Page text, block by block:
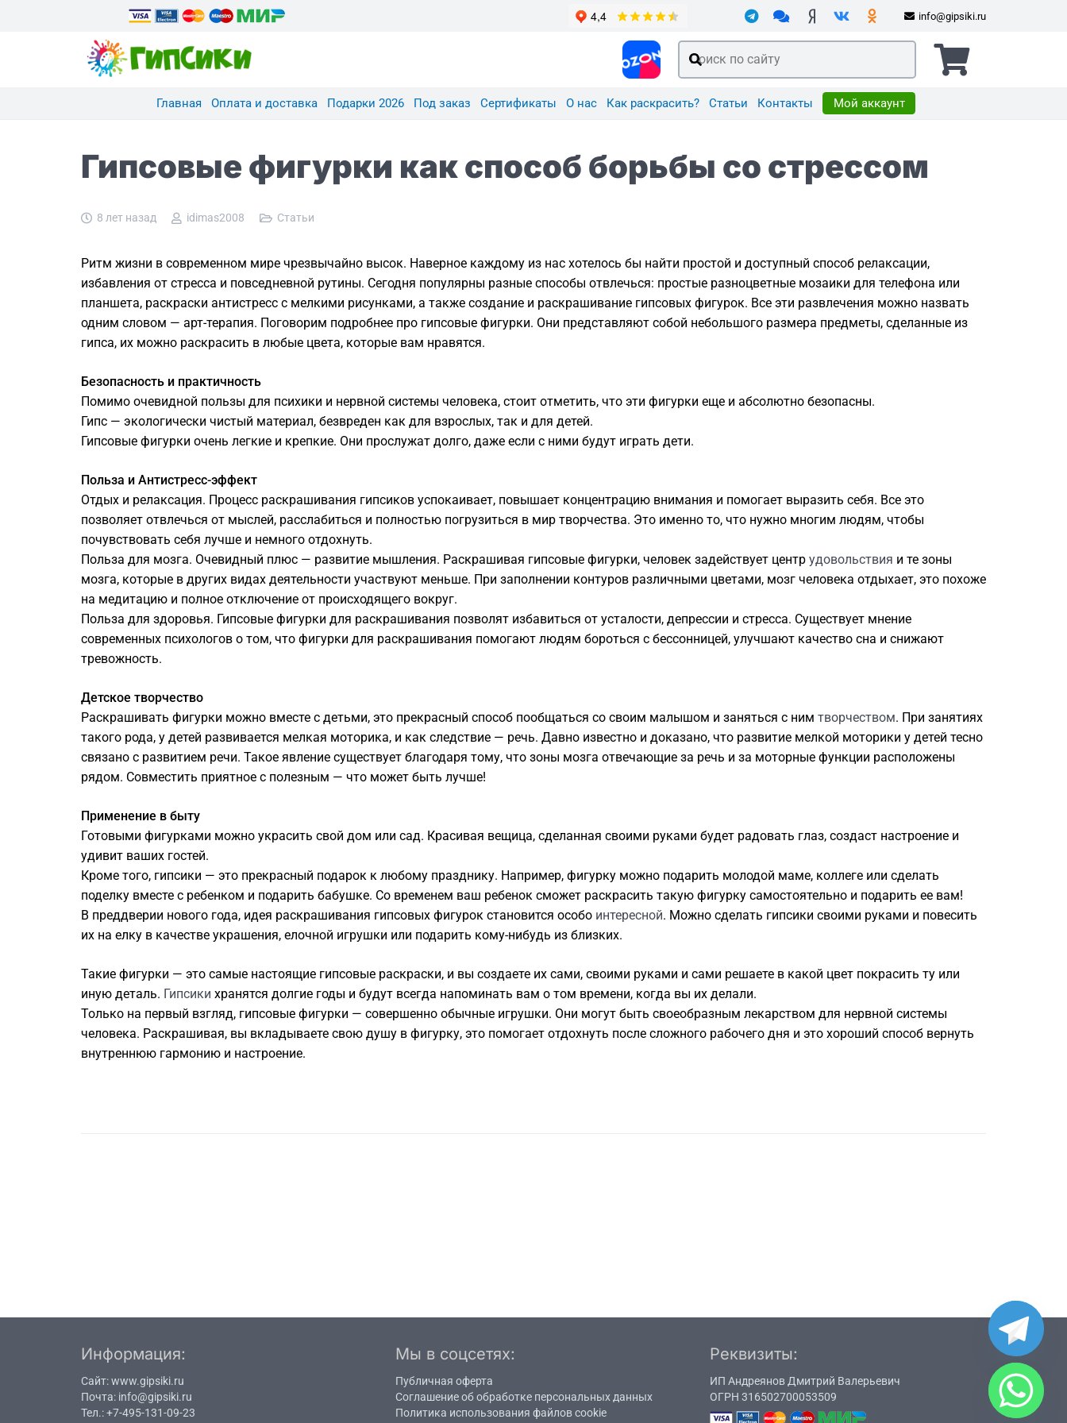
info@gipsiki.ru
Главная Оплата и доставка Подарки 2026 Под заказ Сертификаты О нас Как раскрасить? Статьи Контакты Мой аккаунт
Гипсовые фигурки как способ борьбы со стрессом
8 лет назад idimas2008 Статьи
Ритм жизни в современном мире чрезвычайно высок. Наверное каждому из нас хотелось бы найти простой и доступный способ релаксации,
избавления от стресса и повседневной рутины. Сегодня популярны разные способы отвлечься: простые разноцветные мозаики для телефона или
планшета, раскраски антистресс с мелкими рисунками, а также создание и раскрашивание гипсовых фигурок. Все эти развлечения можно назвать
одним словом — арт-терапия. Поговорим подробнее про гипсовые фигурки. Они представляют собой небольшого размера предметы, сделанные из
гипса, их можно раскрасить в любые цвета, которые вам нравятся.
Безопасность и практичность
Помимо очевидной пользы для психики и нервной системы человека, стоит отметить, что эти фигурки еще и абсолютно безопасны.
Гипс — экологически чистый материал, безвреден как для взрослых, так и для детей.
Гипсовые фигурки очень легкие и крепкие. Они прослужат долго, даже если с ними будут играть дети.
Польза и Антистресс-эффект
Отдых и релаксация. Процесс раскрашивания гипсиков успокаивает, повышает концентрацию внимания и помогает выразить себя. Все это
позволяет отвлечься от мыслей, расслабиться и полностью погрузиться в мир творчества. Это именно то, что нужно многим людям, чтобы
почувствовать себя лучше и немного отдохнуть.
Польза для мозга. Очевидный плюс — развитие мышления. Раскрашивая гипсовые фигурки, человек задействует центр удовольствия и те зоны
мозга, которые в других видах деятельности участвуют меньше. При заполнении контуров различными цветами, мозг человека отдыхает, это похоже
на медитацию и полное отключение от происходящего вокруг.
Польза для здоровья. Гипсовые фигурки для раскрашивания позволят избавиться от усталости, депрессии и стресса. Существует мнение
современных психологов о том, что фигурки для раскрашивания помогают людям бороться с бессонницей, улучшают качество сна и снижают
тревожность.
Детское творчество
Раскрашивать фигурки можно вместе с детьми, это прекрасный способ пообщаться со своим малышом и заняться с ним творчеством. При занятиях
такого рода, у детей развивается мелкая моторика, и как следствие — речь. Давно известно и доказано, что развитие мелкой моторики у детей тесно
связано с развитием речи. Такое явление существует благодаря тому, что зоны мозга отвечающие за речь и за моторные функции расположены
рядом. Совместить приятное с полезным — что может быть лучше!
Применение в быту
Готовыми фигурками можно украсить свой дом или сад. Красивая вещица, сделанная своими руками будет радовать глаз, создаст настроение и
удивит ваших гостей.
Кроме того, гипсики — это прекрасный подарок к любому празднику. Например, фигурку можно подарить молодой маме, коллеге или сделать
поделку вместе с ребенком и подарить бабушке. Со временем ваш ребенок сможет раскрасить такую фигурку самостоятельно и подарить ее вам!
В преддверии нового года, идея раскрашивания гипсовых фигурок становится особо интересной. Можно сделать гипсики своими руками и повесить
их на елку в качестве украшения, елочной игрушки или подарить кому-нибудь из близких.
Такие фигурки — это самые настоящие гипсовые раскраски, и вы создаете их сами, своими руками и сами решаете в какой цвет покрасить ту или
иную деталь. Гипсики хранятся долгие годы и будут всегда напоминать вам о том времени, когда вы их делали.
Только на первый взгляд, гипсовые фигурки — совершенно обычные игрушки. Они могут быть своеобразным лекарством для нервной системы
человека. Раскрашивая, вы вкладываете свою душу в фигурку, это помогает отдохнуть после сложного рабочего дня и это хороший способ вернуть
внутреннюю гармонию и настроение.
Информация:
Сайт:www.gipsiki.ru
Почта: info@gipsiki.ru
Тел.:+7-495-131-09-23
Мы в соцсетях:
Публичная оферта
Соглашение об обработке персональных данных
Политика использования файлов cookie
Реквизиты:
ИП Андреянов Дмитрий Валерьевич
ОГРН 316502700053509